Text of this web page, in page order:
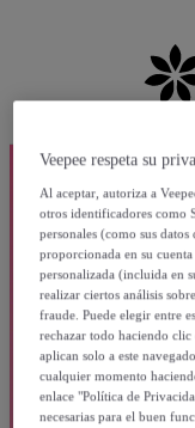
Veepee respeta su
Al aceptar, autoriza a
otros identificadores como
personales (como sus
proporcionada en su
personalizada (incluida en
realizar ciertos análisis
fraude. Puede elegir entre
rechazar todo haciendo clic
aplican solo a este
cualquier momento
enlace "Política de
necesarias para el buen